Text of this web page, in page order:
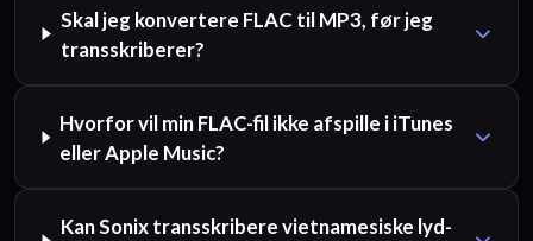
Skal jeg konvertere FLAC til MP3, før jeg
transskriberer?
Hvorfor vil min FLAC-fil ikke afspille i iTunes
eller Apple Music?
Kan Sonix transskribere vietnamesiske lyd-